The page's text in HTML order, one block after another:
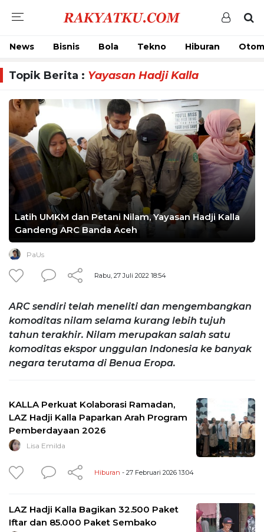
News Bisnis Bola Tekno Hiburan
Topik Berita : Yayasan Hadji Kalla
Latih UMKM dan Petani Nilam, Yayasan Hadji Kalla
Gandeng ARC Banda Aceh
PaUs
Rabu, 27 Juli 2022 18:54
ARC sendiri telah meneliti dan mengembangkan
komoditas nilam selama kurang lebih tujuh
tahun terakhir. Nilam merupakan salah satu
komoditas ekspor unggulan Indonesia ke banyak
negara terutama di Benua Eropa.
KALLA Perkuat Kolaborasi Ramadan,
LAZ Hadji Kalla Paparkan Arah Program
Pemberdayaan 2026
Lisa Emilda
Hiburan - 27 Februari 2026 13:04
LAZ Hadji Kalla Bagikan 32.500 Paket
Iftar dan 85.000 Paket Sembako